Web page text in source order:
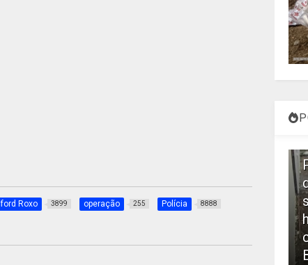
Roxo 3899 operação 255 Polícia 8888